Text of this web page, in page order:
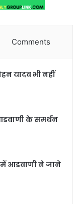
Comments
यादव भी नहीं
आडवाणी के समर्थन
में आडवाणी ने जाने